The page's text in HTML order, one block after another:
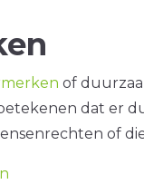
of
dat er
of